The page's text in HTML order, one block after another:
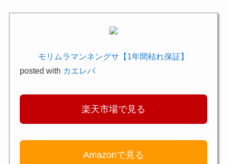
モリムラマンネングサ【1年間枯れ保証】
posted with カエレバ
楽天市場で見る
Amazonで見る